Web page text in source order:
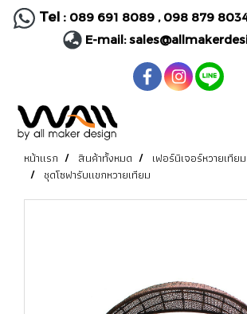
Tel : 089 691 8089, 098 879
E-mail:
หน้าแรก สินค้าทั้งหมด เฟอร์นิเจอร์หวายเทียม
ชุดโซฟารับแขกหวายเทียม